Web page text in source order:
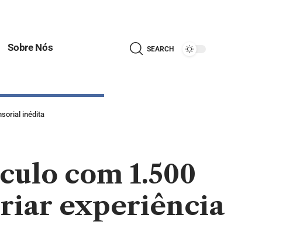
Sobre Nós SEARCH
inédita
com 1.500
experiência